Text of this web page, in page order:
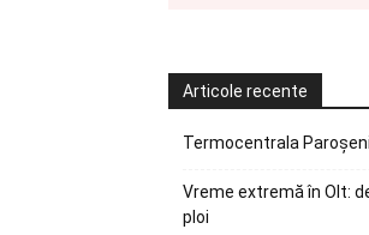
Articole recente
Termocentrala
Vreme extremă în Olt:
ploi